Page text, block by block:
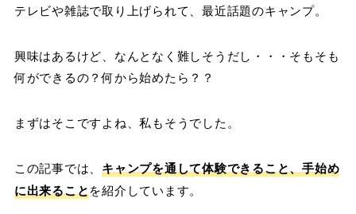
テレビや雑誌で取り上げられて、最近話題のキャンプ。
興味はあるけど、なんとなく難しそうだし・・・そもそも
何ができるの？何から始めたら？？
まずはそこですよね、私もそうでした。
この記事では、 キャンプを通して体験できること、手始め
に出来ることを紹介しています。